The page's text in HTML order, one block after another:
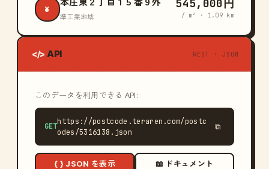
¥
準工業地域
545,000円
/ m² · 1.09 km
</> API REST · JSON
このデータを利用できる API:
GET
https://postcode.teraren.com/postc
odes/5316138.json
⧉
{ } JSON を表示 📖 ドキュメント